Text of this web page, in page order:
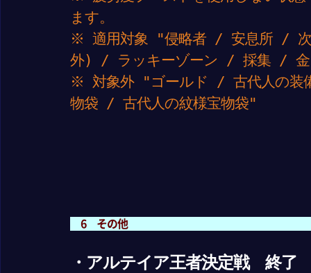
ます。
※ 適用対象 "侵略者 / 安息所 / 次
外) / ラッキーゾーン / 採集 /
※ 対象外 "ゴールド / 古代人の装
物袋 / 古代人の紋様宝物袋"
6 その他
・アルテイア王者決定戦 終了